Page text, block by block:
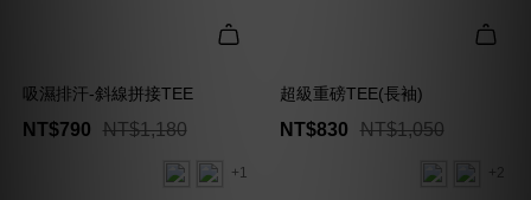
吸濕排汗-斜線拼接TEE
NT$790 NT$1,180
+1
超級重磅TEE(長袖)
NT$830 NT$1,050
+2